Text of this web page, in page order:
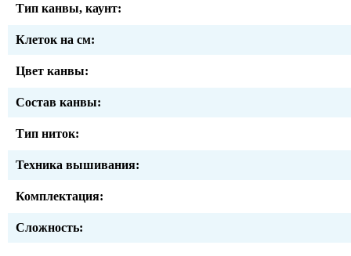
Тип канвы, каунт:
Клеток на см:
Цвет канвы:
Состав канвы:
Тип ниток:
Техника вышивания:
Комплектация:
Сложность: